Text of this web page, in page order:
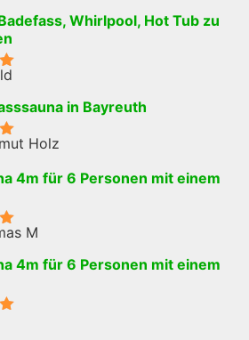
Whirlpool, Hot Tub zu
in Bayreuth
Holz
4m für 6 Personen mit einem
M
4m für 6 Personen mit einem